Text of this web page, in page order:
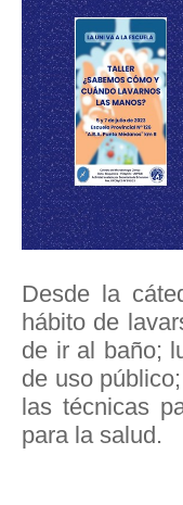
Desde la
hábito de
de ir al baño;
de uso
las técnicas
para la salud.